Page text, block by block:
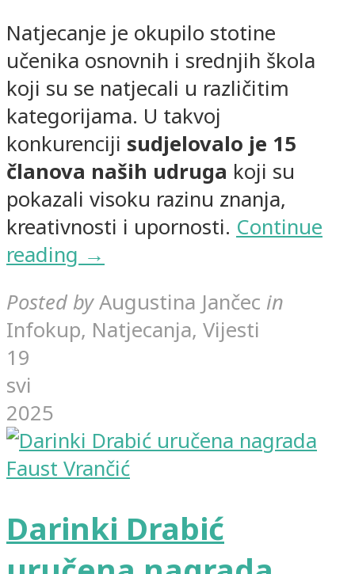
Natjecanje je okupilo stotine
učenika osnovnih i srednjih škola
koji su se natjecali u različitim
kategorijama. U takvoj
konkurenciji sudjelovalo je 15
članova naših udruga koji su
pokazali visoku razinu znanja,
kreativnosti i upornosti. Continue
reading →
Posted by Augustina Jančec in
Infokup, Natjecanja, Vijesti
19
svi
2025
Darinki Drabić